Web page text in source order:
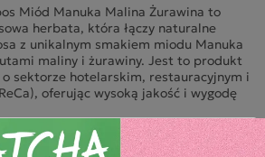
Miód Manuka Malina Żurawina to
herbata, która łączy naturalne
z unikalnym smakiem miodu Manuka
maliny i żurawiny. Jest to produkt
sektorze hotelarskim, restauracyjnym i
oferując wysoką jakość i wygodę
Doskonała dla osób, które cenią
napary o bogatym smaku i